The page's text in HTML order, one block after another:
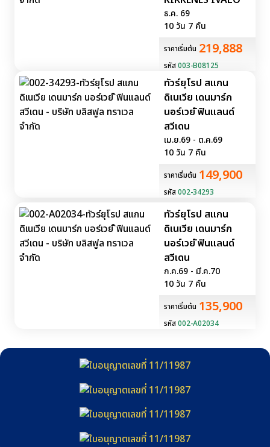
ธ.ค. 69
10 วัน 7 คืน
ราคาเริ่มต้น 219,888
รหัส003-B08125
ทัวร์ยุโรป สแกน
ดิเนเวีย เดนมาร์ก
นอร์เวย์ ิฟินแลนด์
สวีเดน
เม.ย.69 - ต.ค.69
10 วัน 7 คืน
ราคาเริ่มต้น 149,900
รหัส002-34293
ทัวร์ยุโรป สแกน
ดิเนเวีย เดนมาร์ก
นอร์เวย์ ิฟินแลนด์
สวีเดน
ก.ค.69 - มี.ค.70
10 วัน 7 คืน
ราคาเริ่มต้น 135,900
รหัส002-A02034